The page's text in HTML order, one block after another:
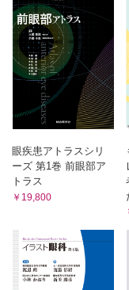
1．コンタクトレン
2．コンタクトレン
3．コンタクトレン
4．コンタクトレン
5．適応と禁忌
6．コンタクトレン
7．コンタクトレン
8．装用者の頻度
9．管理と指導
C．眼内レンズ
1．眼内レンズの光学
2．眼内レンズの材
3．眼内レンズの形
6．眼内レンズ挿入
7．小児の眼内レンズ
8．有水晶体眼内レ
D．手術的療法
2．乱視の頻度
3．乱視の分類
D．不同視
1．不同視の定義
2．不同視の頻度
3．不同視の分類
4．不同視の調節
6．不同視の診断
7．不同視の治療
E．無水晶体眼
1．無水晶体眼の
3．無水晶体眼の症
4．無水晶体眼の
F．屈折異常と弱視
眼疾患アトラスシリ
ーズ 第1巻 前眼部ア
トラス
￥19,800